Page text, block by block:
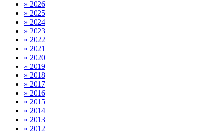
» 2026
» 2025
» 2024
» 2023
» 2022
» 2021
» 2020
» 2019
» 2018
» 2017
» 2016
» 2015
» 2014
» 2013
» 2012